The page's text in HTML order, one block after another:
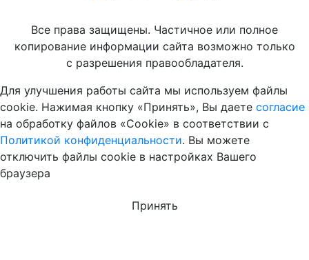
Все права защищены. Частичное или полное
копирование информации сайта возможно только
с разрешения правообладателя.
Для улучшения работы сайта мы используем файлы
cookie. Нажимая кнопку «Принять», Вы даете согласие
на обработку файлов «Cookie» в соответствии с
Политикой конфиденциальности. Вы можете
отключить файлы cookie в настройках Вашего
браузера
Принять